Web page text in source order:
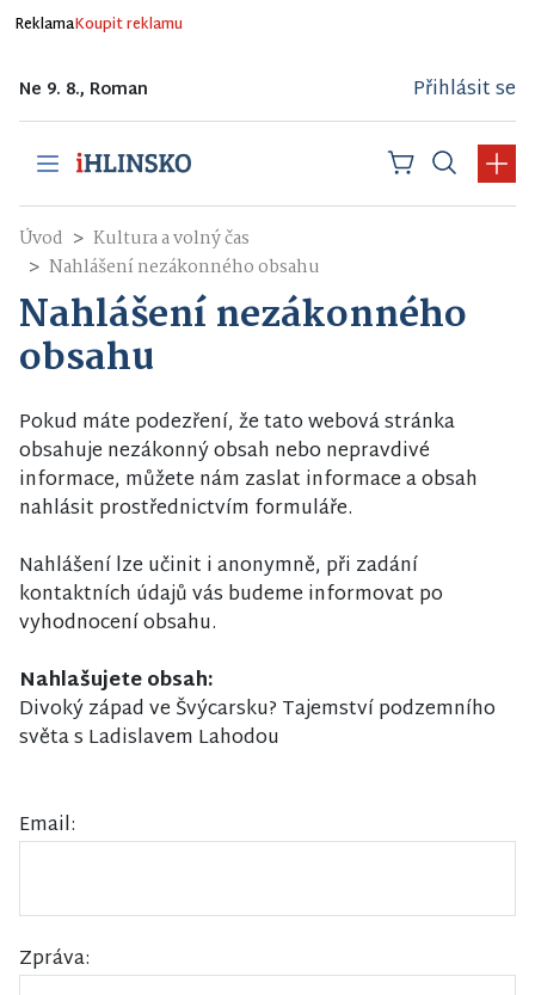
ReklamaKoupit reklamu
Ne 9. 8., Roman Přihlásit se
Úvod
Kultura a volný čas
Nahlášení nezákonného obsahu
Nahlášení nezákonného
obsahu
Pokud máte podezření, že tato webová stránka
obsahuje nezákonný obsah nebo nepravdivé
informace, můžete nám zaslat informace a obsah
nahlásit prostřednictvím formuláře.
Nahlášení lze učinit i anonymně, při zadání
kontaktních údajů vás budeme informovat po
vyhodnocení obsahu.
Nahlašujete obsah:
Divoký západ ve Švýcarsku? Tajemství podzemního
světa s Ladislavem Lahodou
Email:
Zpráva: